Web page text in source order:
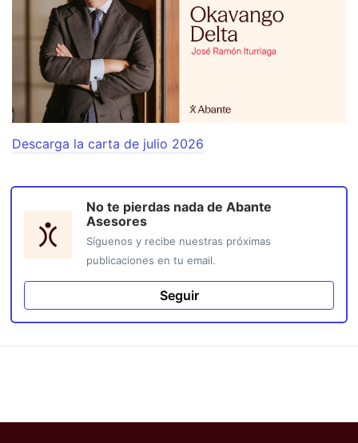
Descarga la carta de julio 2026
No te pierdas nada de Abante
Asesores
Síguenos y recibe nuestras próximas
publicaciones en tu email.
Seguir